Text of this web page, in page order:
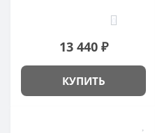
13 440 ₽
КУПИТЬ